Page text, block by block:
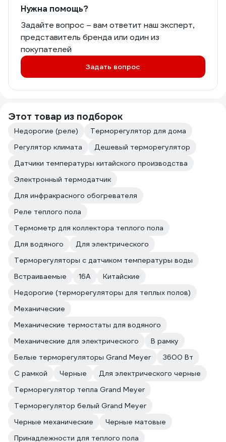
Нужна помощь?
Задайте вопрос – вам ответит наш эксперт,
представитель бренда или один из
покупателей
Задать вопрос
Этот товар из подборок
Недорогие (реле)
Терморегулятор для дома
Регулятор климата
Дешевый терморегулятор
Датчики температуры китайского производства
Электронный термодатчик
Для инфракрасного обогревателя
Реле теплого пола
Термометр для коллектора теплого пола
Для водяного
Для электрического
Терморегуляторы с датчиком температуры воды
Встраиваемые
16А
Китайские
Недорогие (терморегуляторы для теплых полов)
Механические
Механические термостаты для водяного
Механические для электрического
В рамку
Белые терморегуляторы Grand Meyer
3600 Вт
С рамкой
Черные
Для электрического черные
Терморегулятор тепла Grand Meyer
Терморегулятор белый Grand Meyer
Черные механические
Черные матовые
Принадлежности для теплого пола